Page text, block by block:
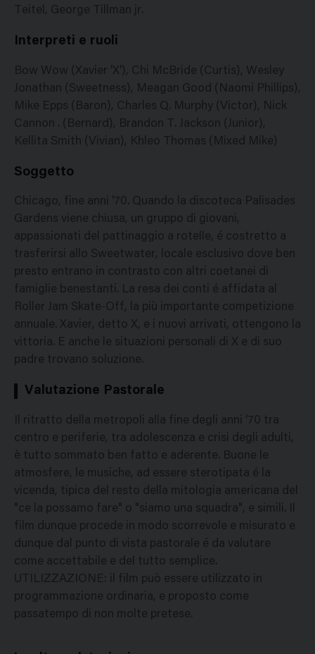
Teitel, George Tillman jr.
Interpreti e ruoli
Bow Wow (Xavier 'X'), Chi McBride (Curtis), Wesley
Jonathan (Sweetness), Meagan Good (Naomi Phillips),
Mike Epps (Baron), Charles Q. Murphy (Victor), Nick
Cannon . (Bernard), Brandon T. Jackson (Junior),
Kellita Smith (Vivian), Khleo Thomas (Mixed Mike)
Soggetto
Chicago, fine anni '70. Quando la discoteca Palisades
Gardens viene chiusa, un gruppo di giovani,
appassionati del pattinaggio a rotelle, é costretto a
trasferirsi allo Sweetwater, locale esclusivo dove ben
presto entrano in contrasto con altri coetanei di
famiglie benestanti. La resa dei conti é affidata al
Roller Jam Skate-Off, la più importante competizione
annuale. Xavier, detto X, e i nuovi arrivati, ottengono la
vittoria. E anche le situazioni personali di X e di suo
padre trovano soluzione.
Valutazione Pastorale
Il ritratto della metropoli alla fine degli anni '70 tra
centro e periferie, tra adolescenza e crisi degli adulti,
è tutto sommato ben fatto e aderente. Buone le
atmosfere, le musiche, ad essere sterotipata é la
vicenda, tipica del resto della mitologia americana del
"ce la possamo fare" o "siamo una squadra", e simili. Il
film dunque procede in modo scorrevole e misurato e
dunque dal punto di vista pastorale é da valutare
come accettabile e del tutto semplice.
UTILIZZAZIONE: il film può essere utilizzato in
programmazione ordinaria, e proposto come
passatempo di non molte pretese.